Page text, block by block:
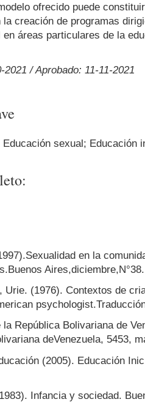
ofrecido puede
la creación de programas
en áreas particulares de la
/ Aprobado: 11-11-2021
Educación sexual; Educación
en la
Aires,diciembre,N°38.
Urie. (1976). Contextos de
la República Bolivariana de
deVenezuela, 5453,
(2005). Educación
Infancia y sociedad.